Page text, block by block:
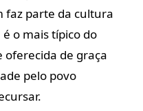
faz parte da cultura
o mais típico do
oferecida de graça
pelo povo